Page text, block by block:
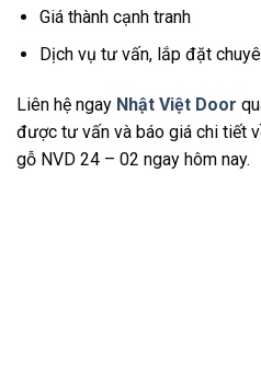
Giá thành cạnh tranh
Dịch vụ tư vấn, lắp đặt
Liên hệ ngay Nhật Việt Door
được tư vấn và báo giá chi tiết
gỗ NVD 24 – 02 ngay hôm nay.